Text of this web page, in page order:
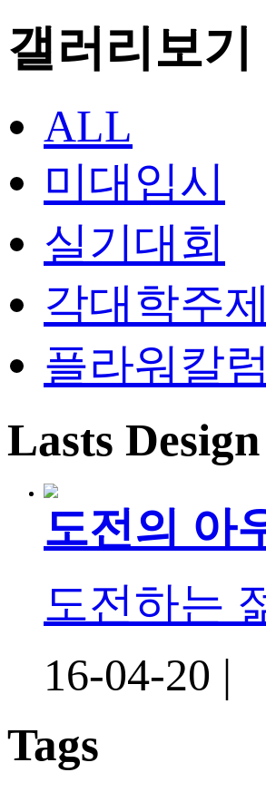
갤러리보기
ALL
미대입시
실기대회
각대학주제
플라워칼럼
Lasts
도전의 아
도전하는
16-04-20 |
Tags